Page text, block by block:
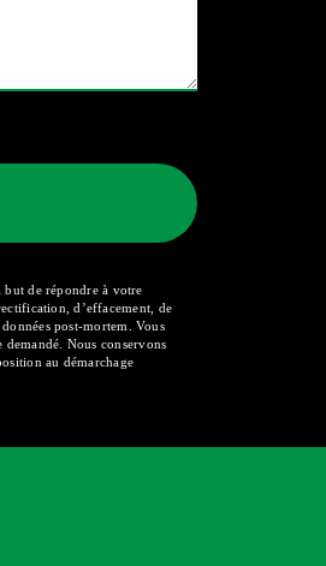
but de répondre à votre
d’effacement, de
post-mortem. Vous
Nous conservons
au démarchage